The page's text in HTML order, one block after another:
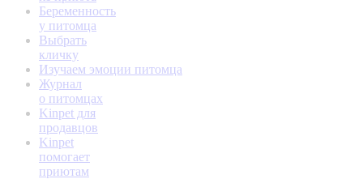
Беременность
у питомца
Выбрать
кличку
Изучаем эмоции питомца
Журнал
о питомцах
Kinpet для
продавцов
Kinpet
помогает
приютам